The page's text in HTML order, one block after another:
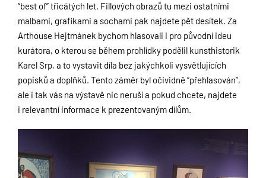
“best of” třicátých let. Fillových obrazů tu mezi ostatními
malbami, grafikami a sochami pak najdete pět desítek. Za
Arthouse Hejtmánek bychom hlasovali i pro původní ideu
kurátora, o kterou se během prohlídky podělil kunsthistorik
Karel Srp, a to vystavit díla bez jakýchkoli vysvětlujících
popisků a doplňků. Tento záměr byl očividně “přehlasován”,
ale i tak vás na výstavě nic neruší a pokud chcete, najdete
i relevantní informace k prezentovaným dílům.